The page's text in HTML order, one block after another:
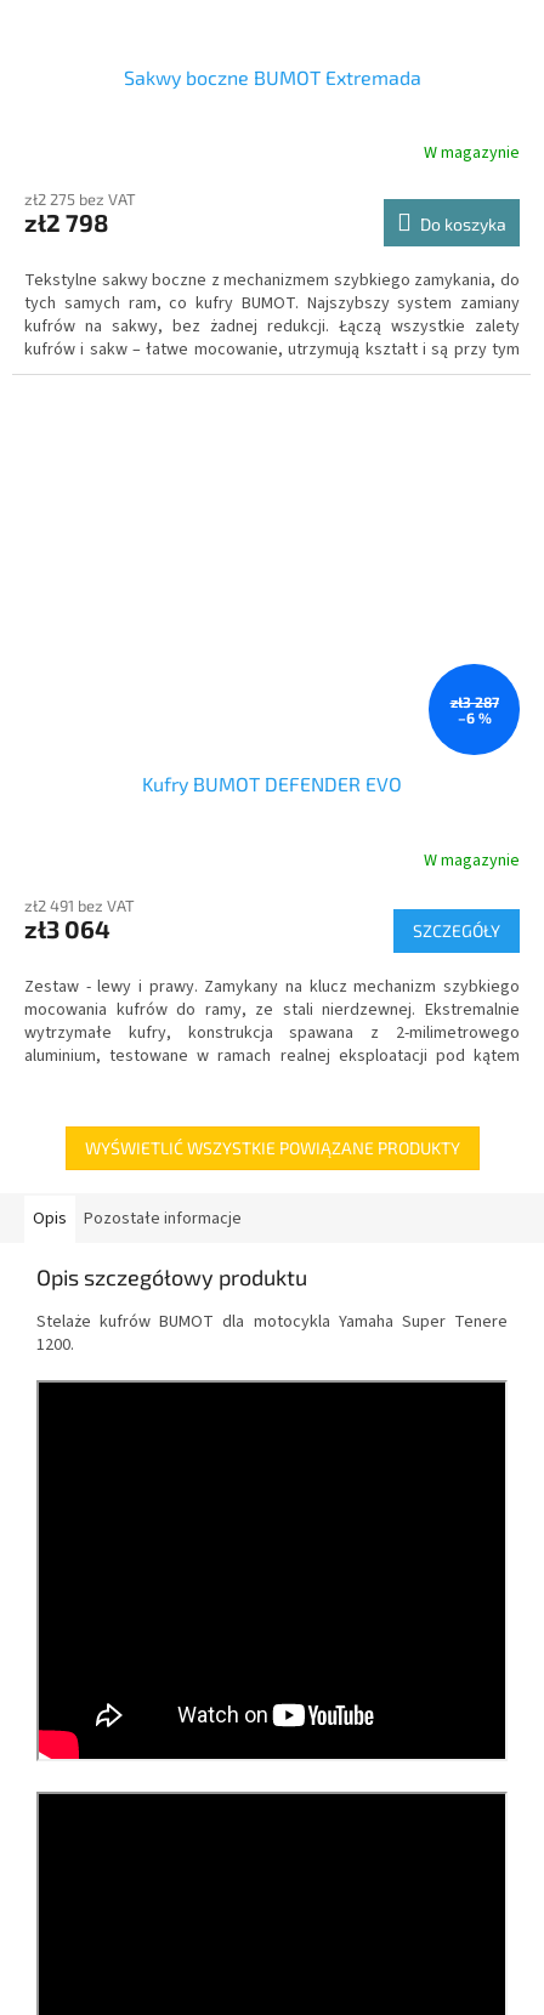
Sakwy boczne BUMOT Extremada
W magazynie
zł2 275 bez VAT
zł2 798 Do koszyka
Tekstylne sakwy boczne z mechanizmem szybkiego zamykania, do
tych samych ram, co kufry BUMOT. Najszybszy system zamiany
kufrów na sakwy, bez żadnej redukcji. Łączą wszystkie zalety
kufrów i sakw – łatwe mocowanie, utrzymują kształt i są przy tym
znacznie lżejsze niż kufry, lepiej nadają się i zapewniają większe
zł3 287
–6 %
Kufry BUMOT DEFENDER EVO
W magazynie
zł2 491 bez VAT
zł3 064 SZCZEGÓŁY
Zestaw - lewy i prawy. Zamykany na klucz mechanizm szybkiego
mocowania kufrów do ramy, ze stali nierdzewnej. Ekstremalnie
wytrzymałe kufry, konstrukcja spawana z 2-milimetrowego
aluminium, testowane w ramach realnej eksploatacji pod kątem
WYŚWIETLIĆ WSZYSTKIE POWIĄZANE PRODUKTY
Opis Pozostałe informacje
Opis szczegółowy produktu
Stelaże kufrów BUMOT dla motocykla Yamaha Super Tenere
1200.